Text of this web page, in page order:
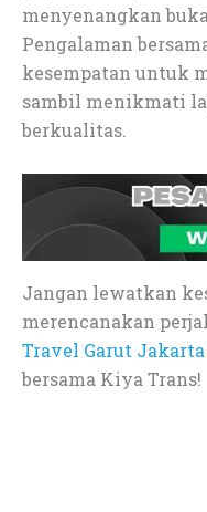
menyenangkan
Pengalaman
kesempatan untuk
sambil menikmati
berkualitas.
Jangan lewatkan
merencanakan
Travel Garut Jakarta
bersama Kiya Trans!